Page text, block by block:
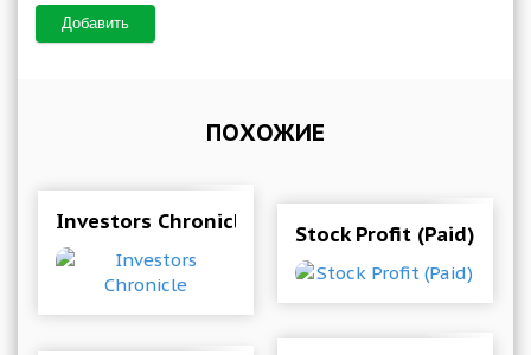
Добавить
ПОХОЖИЕ
Investors Chronicle Stock Profit (Paid)